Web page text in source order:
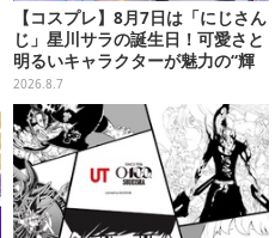
【コスプレ】8月7日は「にじさん
じ」星川サラの誕生日！可愛さと
明るいキャラクターが魅力の“輝
く一番星”な美女レイヤーまとめ
【写真40枚】
2026.8.7